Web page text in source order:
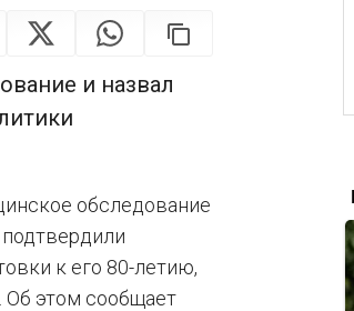
и назвал
обследование
к его 80-летию,
Об этом сообщает